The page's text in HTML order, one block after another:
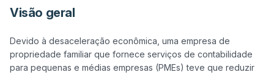
Visão geral
Devido à desaceleração econômica, uma empresa de
propriedade familiar que fornece serviços de contabilidade
para pequenas e médias empresas (PMEs) teve que reduzir